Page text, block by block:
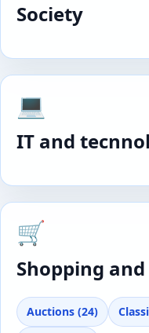
Society
💻
IT and
🛒
Shopping
Auctions (24)